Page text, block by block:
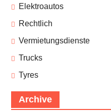
Elektroautos
Rechtlich
Vermietungsdienste
Trucks
Tyres
Archive